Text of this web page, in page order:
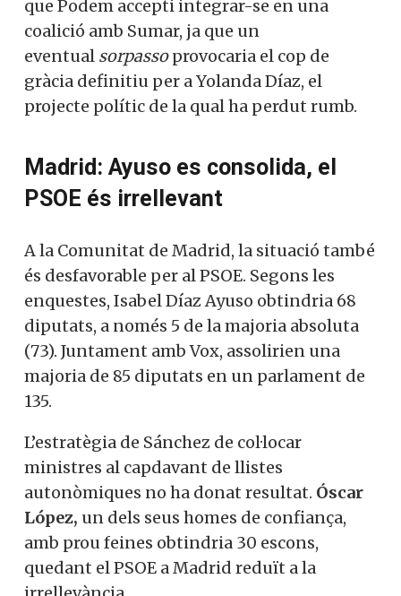
probable que Podem accepti integrar-se
en una coalició amb Sumar, ja que un
eventual sorpasso provocaria el cop de
gràcia definitiu per a Yolanda Díaz, el
projecte polític de la qual ha perdut rumb.
Madrid: Ayuso es consolida, el
PSOE és irrellevant
A la Comunitat de Madrid, la situació
també és desfavorable per al PSOE.
Segons les enquestes, Isabel Díaz Ayuso
obtindria 68 diputats, a només 5 de la
majoria absoluta (73). Juntament amb Vox,
assolirien una majoria de 85 diputats en
un parlament de 135.
L’estratègia de Sánchez de col·locar
ministres al capdavant de llistes
autonòmiques no ha donat resultat. Óscar
López, un dels seus homes de confiança,
amb prou feines obtindria 30 escons,
quedant el PSOE a Madrid reduït a la